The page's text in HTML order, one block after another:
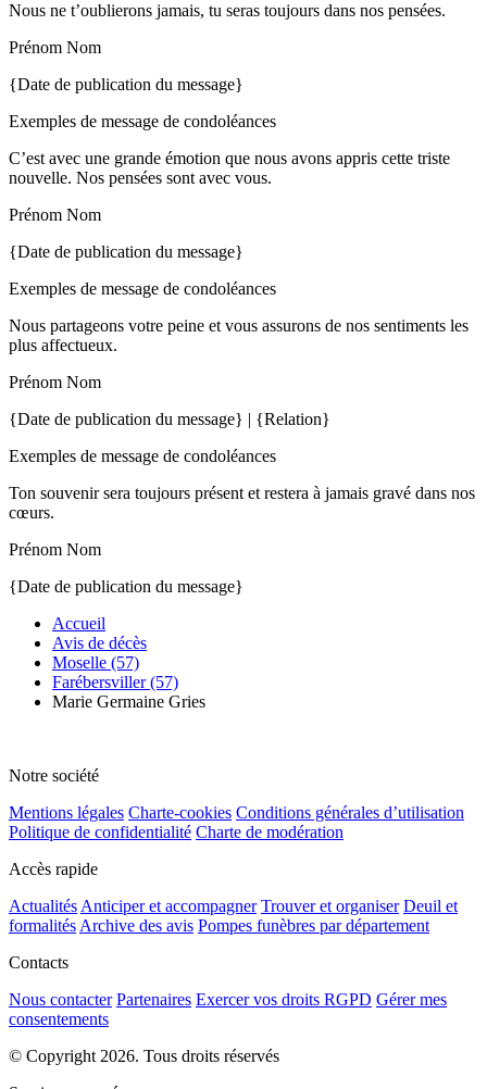
Nous ne t’oublierons jamais, tu seras toujours dans nos pensées.
Prénom Nom
{Date de publication du message}
Exemples de message de condoléances
C’est avec une grande émotion que nous avons appris cette triste
nouvelle. Nos pensées sont avec vous.
Prénom Nom
{Date de publication du message}
Exemples de message de condoléances
Nous partageons votre peine et vous assurons de nos sentiments les
plus affectueux.
Prénom Nom
{Date de publication du message} | {Relation}
Exemples de message de condoléances
Ton souvenir sera toujours présent et restera à jamais gravé dans nos
cœurs.
Prénom Nom
{Date de publication du message}
Accueil
Avis de décès
Moselle (57)
Farébersviller (57)
Marie Germaine Gries
Notre société
Mentions légales Charte-cookies Conditions générales d’utilisation
Politique de confidentialité Charte de modération
Accès rapide
Actualités Anticiper et accompagner Trouver et organiser Deuil et
formalités Archive des avis Pompes funèbres par département
Contacts
Nous contacter Partenaires Exercer vos droits RGPD Gérer mes
consentements
© Copyright 2026. Tous droits réservés